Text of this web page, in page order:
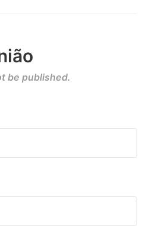
be published.